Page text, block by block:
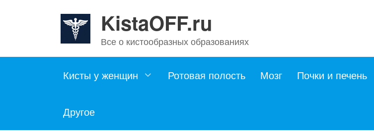
KistaOFF.ru
Все о кистообразных образованиях
Кисты у женщин Ротовая полость Мозг Почки и печень
Другое